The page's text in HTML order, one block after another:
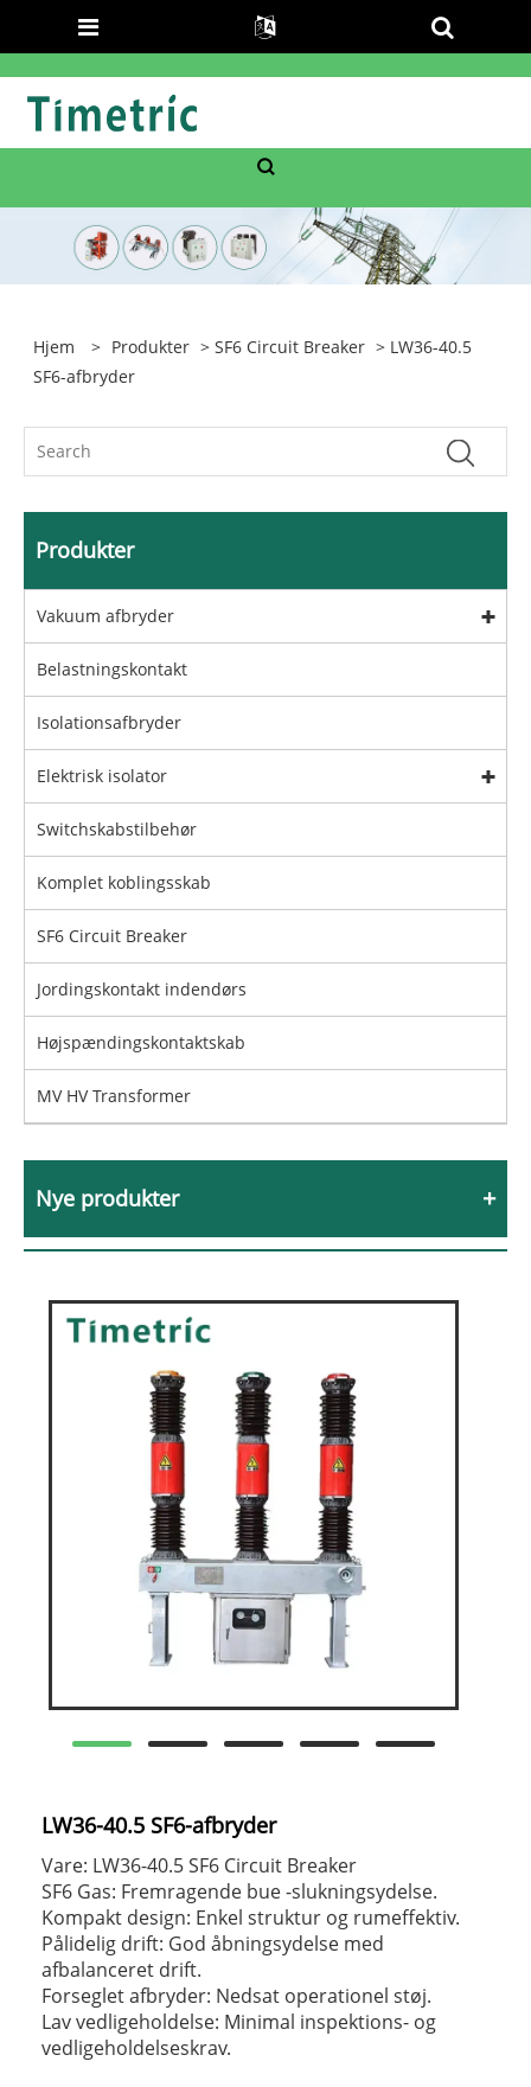
Hjem > Produkter >SF6 Circuit Breaker > LW36-40.5
SF6-afbryder
Produkter
Vakuum afbryder
Belastningskontakt
Isolationsafbryder
Elektrisk isolator
Switchskabstilbehør
Komplet koblingsskab
SF6 Circuit Breaker
Jordingskontakt indendørs
Højspændingskontaktskab
MV HV Transformer
Nye produkter
LW36-40.5 SF6-afbryder
Vare: LW36-40.5 SF6 Circuit Breaker
SF6 Gas: Fremragende bue -slukningsydelse.
Kompakt design: Enkel struktur og rumeffektiv.
Pålidelig drift: God åbningsydelse med
afbalanceret drift.
Forseglet afbryder: Nedsat operationel støj.
Lav vedligeholdelse: Minimal inspektions- og
vedligeholdelseskrav.